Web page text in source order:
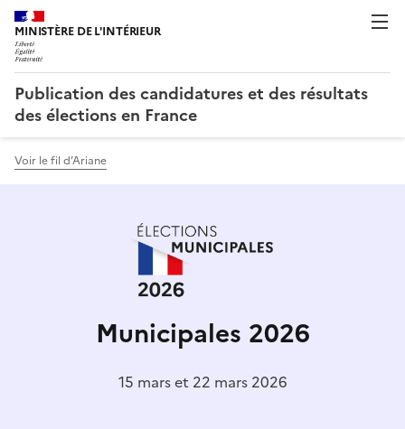
MINISTÈRE DE L'INTÉRIEUR
Publication des candidatures et des résultats
des élections en France
Voir le fil d’Ariane
Municipales 2026
15 mars et 22 mars 2026